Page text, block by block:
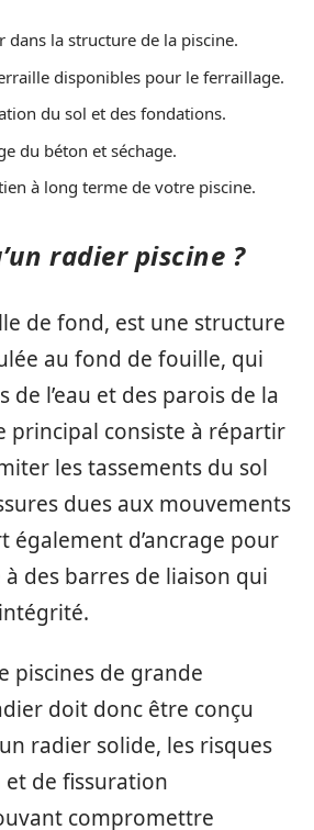
la structure de la piscine.
disponibles pour le ferraillage.
du sol et des fondations.
du béton et séchage.
à long terme de votre piscine.
radier piscine ?
de fond, est une structure
au fond de fouille, qui
de l’eau et des parois de la
principal consiste à répartir
les tassements du sol
dues aux mouvements
également d’ancrage pour
des barres de liaison qui
piscines de grande
doit donc être conçu
radier solide, les risques
de fissuration
compromettre